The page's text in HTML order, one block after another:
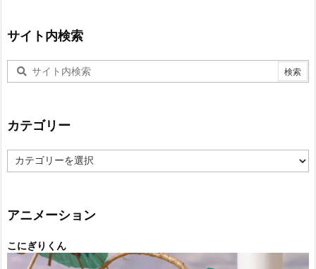
サイト内検索
カテゴリー
テ
ー
アニメーション
こにぎりくん